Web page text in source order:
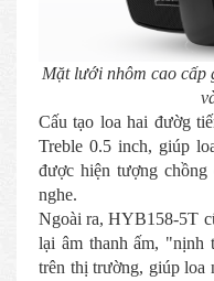
Mặt lưới nhôm cao cấp
Cấu tạo loa hai đườg
Treble 0.5 inch, giúp
được hiện tượng
nghe.
Ngoài ra, HYB158-5T
lại âm thanh ấm, "nịnh
trên thị trường, giúp loa